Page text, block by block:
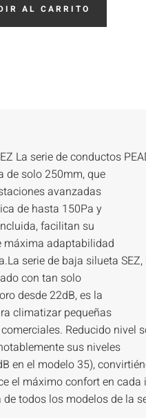
AL CARRITO
La serie de conductos
de solo 250mm, que
avanzadas
de hasta 150Pa y
facilitan su
máxima adaptabilidad
serie de baja silueta
con tan solo
desde 22dB, es la
climatizar pequeñas
Reducido nivel
sus niveles
en el modelo 35),
el máximo confort en
todos los modelos de la